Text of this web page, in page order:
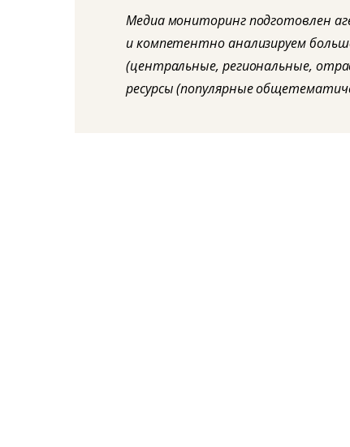
Медиа мониторинг подготовлен
и компетентно анализируем
(центральные, региональные,
ресурсы (популярные